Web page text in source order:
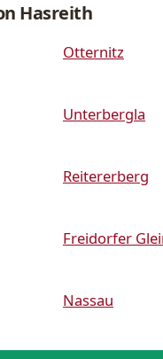
Hasreith
Otternitz
Unterbergla
Reitererberg
Freidorfer
Nassau